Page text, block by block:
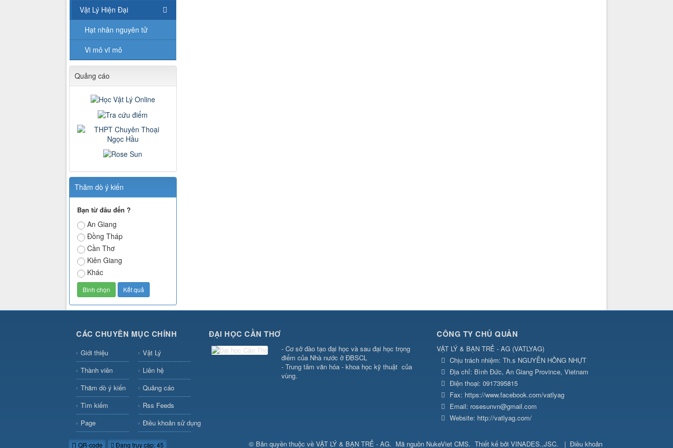
Vật Lý Hiện Đại
Hạt nhân nguyên tử
Vi mô vĩ mô
Quảng cáo
Thăm dò ý kiến
Bạn từ đâu đến ?
An Giang
Đồng Tháp
Cần Thơ
Kiên Giang
Khác
CÁC CHUYÊN MỤC CHÍNH
Giới thiệu
Vật Lý
Thành viên
Liên hệ
Thăm dò ý kiến
Quảng cáo
Tìm kiếm
Rss Feeds
Page
Điều khoản sử dụng
ĐẠI HỌC CẦN THƠ
- Cơ sở đào tạo đại học và sau đại học trọng
điểm của Nhà nước ở ĐBSCL
- Trung tâm văn hóa - khoa học kỹ thuật của
vùng.
CÔNG TY CHỦ QUẢN
VẬT LÝ & BẠN TRẺ - AG (VATLYAG)
Chịu trách nhiệm: Th.s NGUYỄN HỒNG NHỰT
Địa chỉ: Bình Đức, An Giang Province, Vietnam
Điện thoại: 0917395815
Fax: https://www.facebook.com/vatlyag
Email: rosesunvn@gmail.com
Website: http://vatlyag.com/
QR-code Đang truy cập: 45 © Bản quyền thuộc về VẬT LÝ & BẠN TRẺ - AG. Mã nguồn NukeViet CMS. Thiết kế bởi VINADES.,JSC. | Điều khoản